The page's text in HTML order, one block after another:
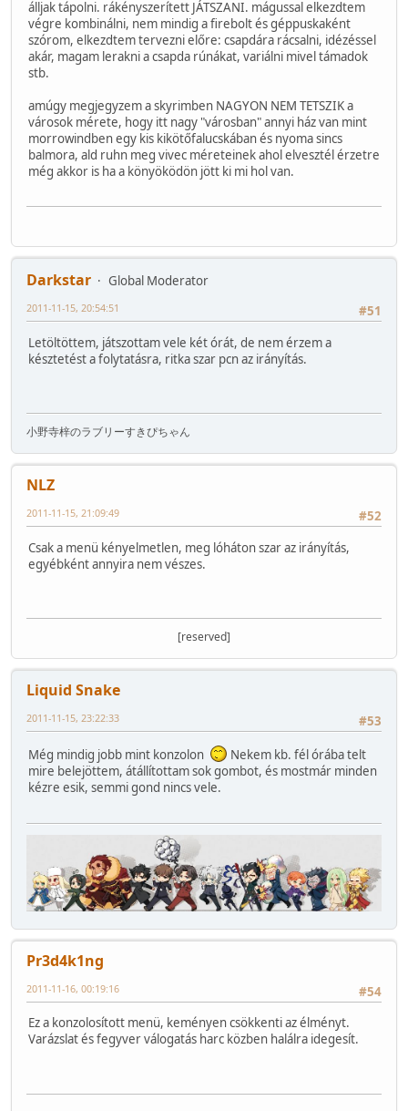
álljak tápolni. rákényszerített JÁTSZANI. mágussal elkezdtem
végre kombinálni, nem mindig a firebolt és géppuskaként
szórom, elkezdtem tervezni előre: csapdára rácsalni, idézéssel
akár, magam lerakni a csapda rúnákat, variálni mivel támadok
stb.
amúgy megjegyzem a skyrimben NAGYON NEM TETSZIK a
városok mérete, hogy itt nagy "városban" annyi ház van mint
morrowindben egy kis kikötőfalucskában és nyoma sincs
balmora, ald ruhn meg vivec méreteinek ahol elvesztél érzetre
még akkor is ha a könyöködön jött ki mi hol van.
Darkstar
Global Moderator
#51
2011-11-15, 20:54:51
Letöltöttem, játszottam vele két órát, de nem érzem a
késztetést a folytatásra, ritka szar pcn az irányítás.
小野寺梓のラブリーすきぴちゃん
NLZ
#52
2011-11-15, 21:09:49
Csak a menü kényelmetlen, meg lóháton szar az irányítás,
egyébként annyira nem vészes.
[reserved]
Liquid Snake
#53
2011-11-15, 23:22:33
Még mindig jobb mint konzolon
Nekem kb. fél órába telt
mire belejöttem, átállítottam sok gombot, és mostmár minden
kézre esik, semmi gond nincs vele.
Pr3d4k1ng
#54
2011-11-16, 00:19:16
Ez a konzolosított menü, keményen csökkenti az élményt.
Varázslat és fegyver válogatás harc közben halálra idegesít.